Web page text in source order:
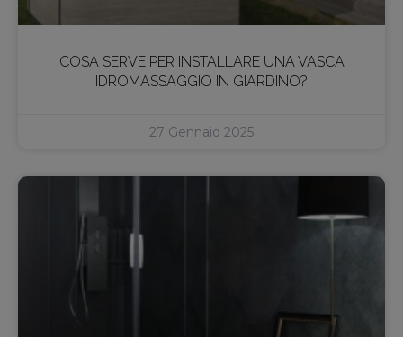
COSA SERVE PER INSTALLARE UNA VASCA
IDROMASSAGGIO IN GIARDINO?
27 Gennaio 2025